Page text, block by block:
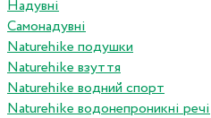
Надувні
Самонадувні
Naturehike подушки
Naturehike взуття
Naturehike водний спорт
Naturehike водонепроникні речі